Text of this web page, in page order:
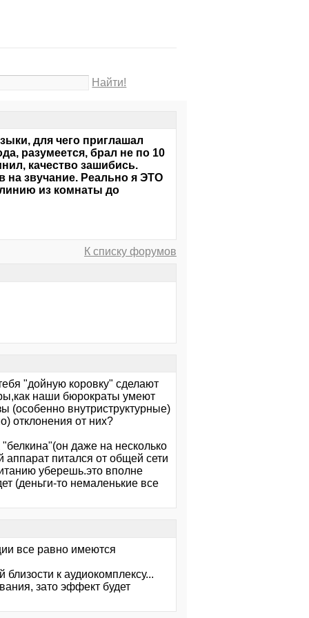
Найти!
для чего приглашал
разумеется, брал не по 10
качество зашибись.
на звучание. Реально я ЭТО
из комнаты до
К списку форумов
"дойную коровку" сделают
наши бюрократы умеют
(особенно внутриструктурные)
отклонения от них?
даже на несколько
аппарат питался от общей сети
уберешь.это вполне
(деньги-то немаленькие все
все равно имеются
к аудиокомплексу...
зато эффект будет